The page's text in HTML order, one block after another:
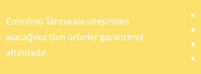
Eminönü Tahtakale sitesinden
alacağınız tüm ürünler garantimiz
altındadır.